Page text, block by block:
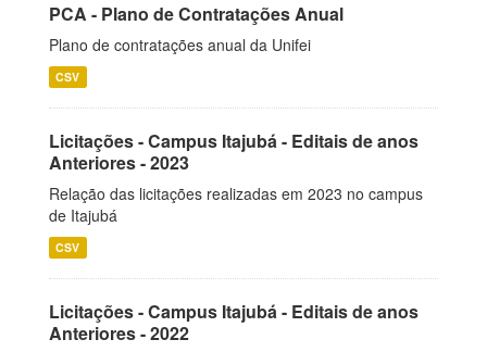
PCA - Plano de Contratações Anual
Plano de contratações anual da Unifei
CSV
Licitações - Campus Itajubá - Editais de anos
Anteriores - 2023
Relação das licitações realizadas em 2023 no campus
de Itajubá
CSV
Licitações - Campus Itajubá - Editais de anos
Anteriores - 2022